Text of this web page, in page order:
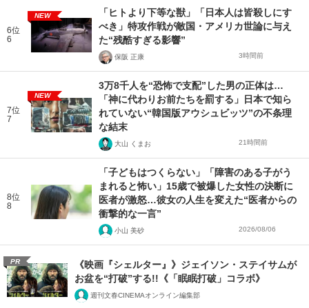
6位
6
NEW
「ヒトより下等な獣」「日本人は皆殺しにす
べき」特攻作戦が敵国・アメリカ世論に与え
た“残酷すぎる影響”
保阪 正康 3時間前
7位
7
NEW
3万8千人を“恐怖で支配”した男の正体は…
「神に代わりお前たちを罰する」日本で知ら
れていない“韓国版アウシュビッツ”の不条理
な結末
大山 くまお 21時間前
8位
8
「子どもはつくらない」「障害のある子がう
まれると怖い」15歳で被爆した女性の決断に
医者が激怒…彼女の人生を変えた“医者からの
衝撃的な一言”
小山 美砂 2026/08/06
PR
《映画『シェルター』》ジェイソン・ステイサムが
お盆を“打破”する!!《「眠眠打破」コラボ》
週刊文春CINEMAオンライン編集部